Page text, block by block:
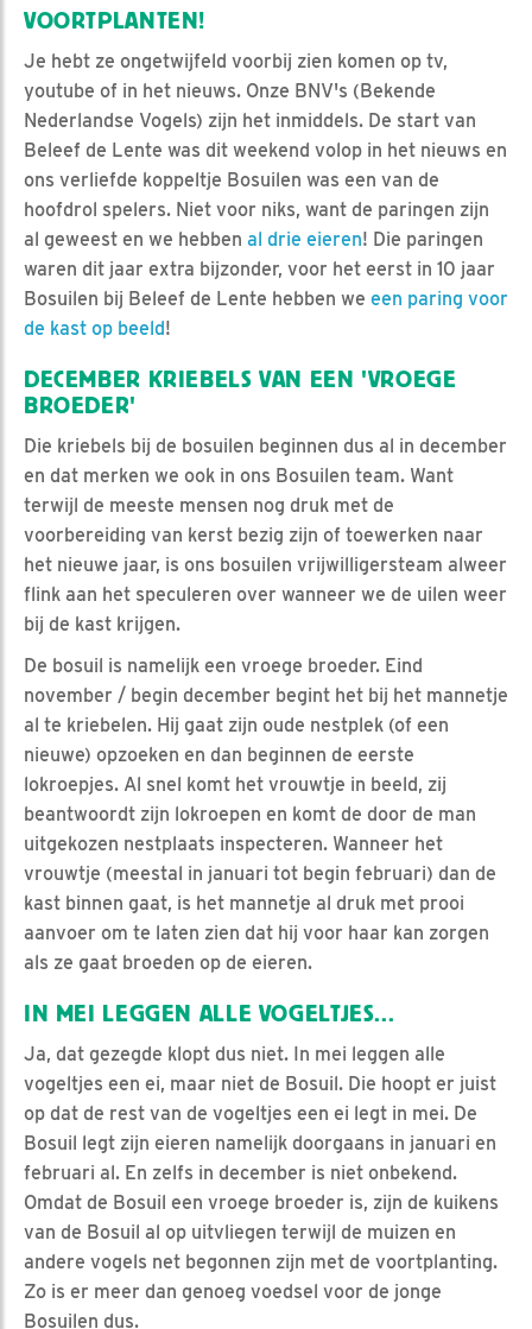
VOORTPLANTEN!
Je hebt ze ongetwijfeld voorbij zien komen op tv,
youtube of in het nieuws. Onze BNV's (Bekende
Nederlandse Vogels) zijn het inmiddels. De start van
Beleef de Lente was dit weekend volop in het nieuws en
ons verliefde koppeltje Bosuilen was een van de
hoofdrol spelers. Niet voor niks, want de paringen zijn
al geweest en we hebben al drie eieren! Die paringen
waren dit jaar extra bijzonder, voor het eerst in 10 jaar
Bosuilen bij Beleef de Lente hebben we een paring voor
de kast op beeld!
DECEMBER KRIEBELS VAN EEN 'VROEGE
BROEDER'
Die kriebels bij de bosuilen beginnen dus al in december
en dat merken we ook in ons Bosuilen team. Want
terwijl de meeste mensen nog druk met de
voorbereiding van kerst bezig zijn of toewerken naar
het nieuwe jaar, is ons bosuilen vrijwilligersteam alweer
flink aan het speculeren over wanneer we de uilen weer
bij de kast krijgen.
De bosuil is namelijk een vroege broeder. Eind
november / begin december begint het bij het mannetje
al te kriebelen. Hij gaat zijn oude nestplek (of een
nieuwe) opzoeken en dan beginnen de eerste
lokroepjes. Al snel komt het vrouwtje in beeld, zij
beantwoordt zijn lokroepen en komt de door de man
uitgekozen nestplaats inspecteren. Wanneer het
vrouwtje (meestal in januari tot begin februari) dan de
kast binnen gaat, is het mannetje al druk met prooi
aanvoer om te laten zien dat hij voor haar kan zorgen
als ze gaat broeden op de eieren.
IN MEI LEGGEN ALLE VOGELTJES...
Ja, dat gezegde klopt dus niet. In mei leggen alle
vogeltjes een ei, maar niet de Bosuil. Die hoopt er juist
op dat de rest van de vogeltjes een ei legt in mei. De
Bosuil legt zijn eieren namelijk doorgaans in januari en
februari al. En zelfs in december is niet onbekend.
Omdat de Bosuil een vroege broeder is, zijn de kuikens
van de Bosuil al op uitvliegen terwijl de muizen en
andere vogels net begonnen zijn met de voortplanting.
Zo is er meer dan genoeg voedsel voor de jonge
Bosuilen dus.